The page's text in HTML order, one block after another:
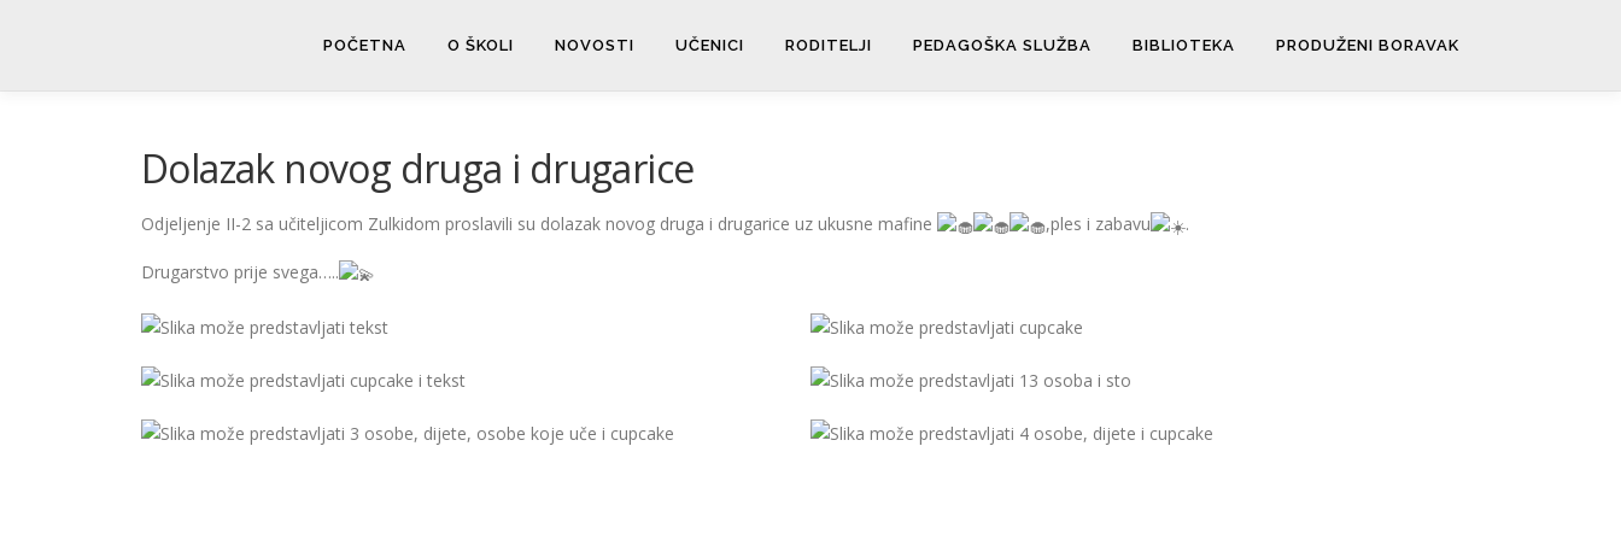
POČETNA O ŠKOLI NOVOSTI UČENICI RODITELJI PEDAGOŠKA SLUŽBA BIBLIOTEKA PRODUŽENI BORAVAK
Dolazak novog druga i drugarice
Odjeljenje II-2 sa učiteljicom Zulkidom proslavili su dolazak novog druga i drugarice uz ukusne mafine ,ples i zabavu .
Drugarstvo prije svega…..